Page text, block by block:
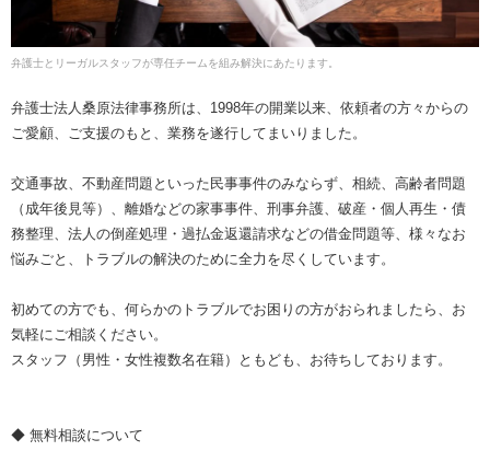
弁護士とリーガルスタッフが専任チームを組み解決にあたります。
弁護士法人桑原法律事務所は、1998年の開業以来、依頼者の方々からの
ご愛顧、ご支援のもと、業務を遂行してまいりました。
交通事故、不動産問題といった民事事件のみならず、相続、高齢者問題
（成年後見等）、離婚などの家事事件、刑事弁護、破産・個人再生・債
務整理、法人の倒産処理・過払金返還請求などの借金問題等、様々なお
悩みごと、トラブルの解決のために全力を尽くしています。
初めての方でも、何らかのトラブルでお困りの方がおられましたら、お
気軽にご相談ください。
スタッフ（男性・女性複数名在籍）ともども、お待ちしております。
◆ 無料相談について